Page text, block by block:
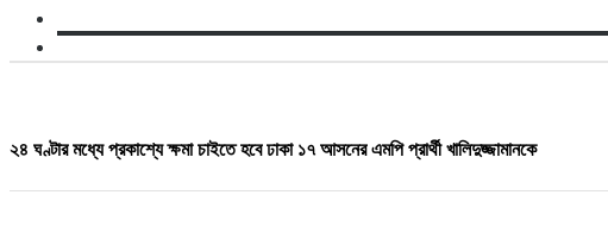
২৪ ঘণ্টার মধ্যে প্রকাশ্যে ক্ষমা চাইতে হবে ঢাকা ১৭ আসনের এমপি প্রার্থী খালিদুজ্জামানকে